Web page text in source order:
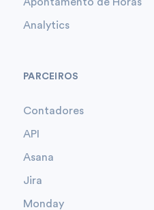
Analytics
PARCEIROS
Contadores
API
Asana
Jira
Monday